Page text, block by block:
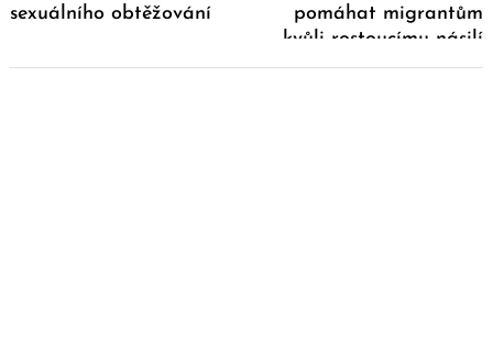
sexuálního obtěžování
pomáhat migrantům
kvůli rostoucímu násilí